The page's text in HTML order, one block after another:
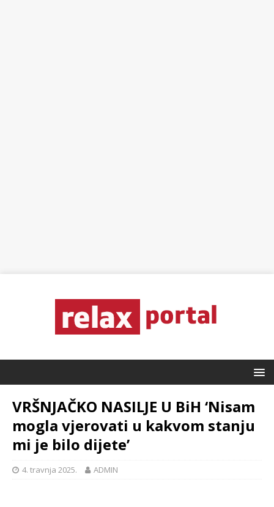
VRŠNJAČKO NASILJE U BiH ‘Nisam
mogla vjerovati u kakvom stanju
mi je bilo dijete’
4. travnja 2025. ADMIN